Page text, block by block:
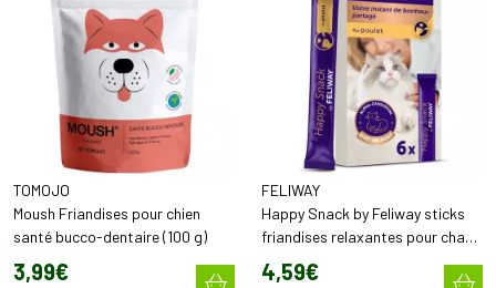
TOMOJO
Moush Friandises pour chien
santé bucco-dentaire (100 g)
3,99€
FELIWAY
Happy Snack by Feliway sticks
friandises relaxantes pour chats
au poulet (6x)
4,59€